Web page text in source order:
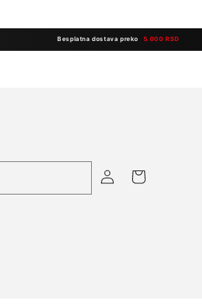
Besplatna dostava preko 5.000 RSD
Prijavite
Korpa